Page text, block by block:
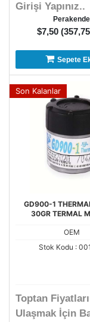
Girişi Yapınız..
Perakende
$7,50
Sepete
Son Kalanlar
GD900-1
30GR TERMAL
OEM
Stok Kodu :
Toptan
Ulaşmak İçin